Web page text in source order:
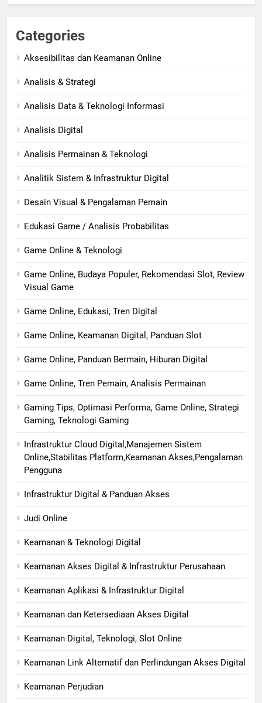
Categories
Aksesibilitas dan Keamanan Online
Analisis & Strategi
Analisis Data & Teknologi Informasi
Analisis Digital
Analisis Permainan & Teknologi
Analitik Sistem & Infrastruktur Digital
Desain Visual & Pengalaman Pemain
Edukasi Game / Analisis Probabilitas
Game Online & Teknologi
Game Online, Budaya Populer, Rekomendasi Slot, Review
Visual Game
Game Online, Edukasi, Tren Digital
Game Online, Keamanan Digital, Panduan Slot
Game Online, Panduan Bermain, Hiburan Digital
Game Online, Tren Pemain, Analisis Permainan
Gaming Tips, Optimasi Performa, Game Online, Strategi
Gaming, Teknologi Gaming
Infrastruktur Cloud Digital,Manajemen Sistem
Online,Stabilitas Platform,Keamanan Akses,Pengalaman
Pengguna
Infrastruktur Digital & Panduan Akses
Judi Online
Keamanan & Teknologi Digital
Keamanan Akses Digital & Infrastruktur Perusahaan
Keamanan Aplikasi & Infrastruktur Digital
Keamanan dan Ketersediaan Akses Digital
Keamanan Digital, Teknologi, Slot Online
Keamanan Link Alternatif dan Perlindungan Akses Digital
Keamanan Perjudian